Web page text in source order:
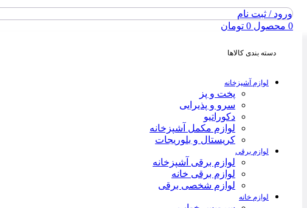
ورود / ثبت نام
0 محصول 0 تومان
دسته بندی کالاها
لوازم آشپزخانه
پخت و پز
سرو و پذیرایی
دکوراتیو
لوازم مکمل آشپزخانه
کریستال و بلوریجات
لوازم برقی
لوازم برقی آشپزخانه
لوازم برقی خانه
لوازم شخصی برقی
لوازم خانه